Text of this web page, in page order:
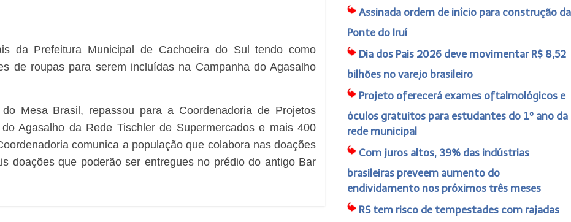
da Prefeitura Municipal de Cachoeira do Sul tendo como
de roupas para serem incluídas na Campanha do Agasalho
Mesa Brasil, repassou para a Coordenadoria de Projetos
Agasalho da Rede Tischler de Supermercados e mais 400
comunica a população que colabora nas doações
doações que poderão ser entregues no prédio do antigo Bar
Assinada ordem de início para construção da
Ponte do Iruí
Dia dos Pais 2026 deve movimentar R$ 8,52
bilhões no varejo brasileiro
Projeto oferecerá exames oftalmológicos e
óculos gratuitos para estudantes do 1º ano da
rede municipal
Com juros altos, 39% das indústrias
brasileiras preveem aumento do
endividamento nos próximos três meses
RS tem risco de tempestades com rajadas